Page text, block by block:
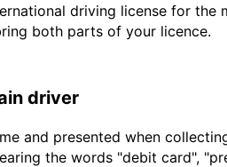
driving license for the
both parts of your licence.
driver
and presented when
the words "debit card",